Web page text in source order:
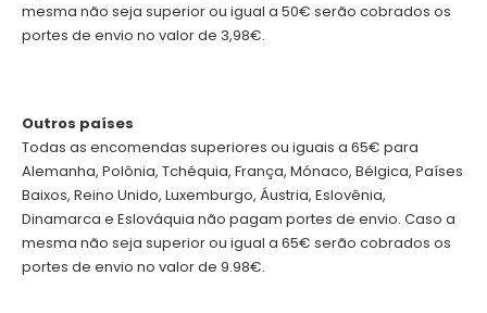
mesma não seja superior ou igual a 50€ serão cobrados os
portes de envio no valor de 3,98€.
Outros países
Todas as encomendas superiores ou iguais a 65€ para
Alemanha, Polônia, Tchéquia, França, Mónaco, Bélgica, Países
Baixos, Reino Unido, Luxemburgo, Áustria, Eslovênia,
Dinamarca e Eslováquia não pagam portes de envio. Caso a
mesma não seja superior ou igual a 65€ serão cobrados os
portes de envio no valor de 9.98€.